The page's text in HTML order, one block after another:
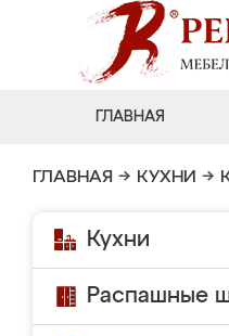
ГЛАВНАЯ
ГЛАВНАЯ → КУХНИ →
Кухни
Распашные